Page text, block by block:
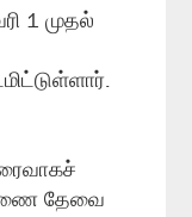
1 முதல்
தேவை